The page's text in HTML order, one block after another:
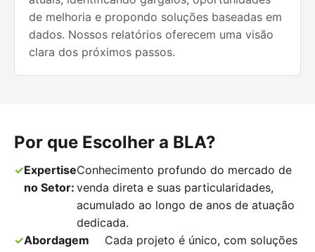
de melhoria e propondo soluções baseadas em
dados. Nossos relatórios oferecem uma visão
clara dos próximos passos.
Por que Escolher a BLA?
Expertise
no Setor:
Conhecimento profundo do mercado de
venda direta e suas particularidades,
acumulado ao longo de anos de atuação
dedicada.
Abordagem
Cada projeto é único, com soluções